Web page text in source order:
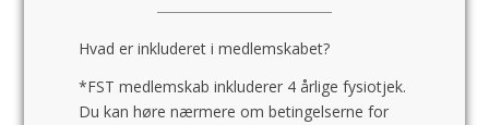
Hvad er inkluderet i medlemskabet?
*FST medlemskab inkluderer 4 årlige fysiotjek.
Du kan høre nærmere om betingelserne for